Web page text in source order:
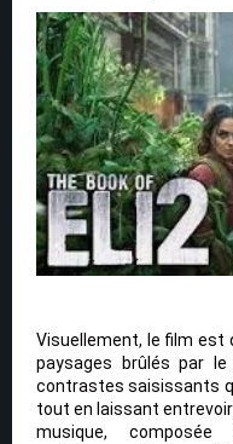
Visuellement, le film est
paysages brûlés par
contrastes saisissants
tout en laissant entrevoir
musique,